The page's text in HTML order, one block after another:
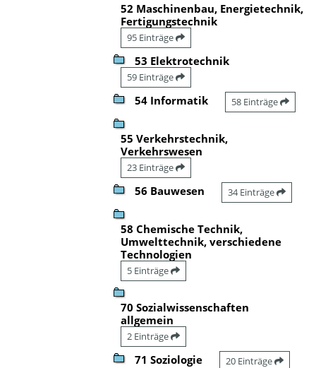
52 Maschinenbau, Energietechnik,
Fertigungstechnik
95 Einträge
53 Elektrotechnik
59 Einträge
54 Informatik 58 Einträge
55 Verkehrstechnik,
Verkehrswesen
23 Einträge
56 Bauwesen 34 Einträge
58 Chemische Technik,
Umwelttechnik, verschiedene
Technologien
5 Einträge
70 Sozialwissenschaften
allgemein
2 Einträge
71 Soziologie 20 Einträge